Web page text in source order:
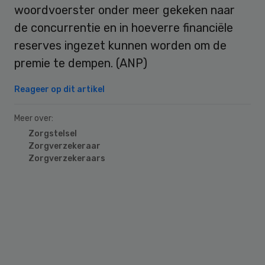
woordvoerster onder meer gekeken naar
de concurrentie en in hoeverre financiële
reserves ingezet kunnen worden om de
premie te dempen. (ANP)
Reageer op dit artikel
Meer over:
Zorgstelsel
Zorgverzekeraar
Zorgverzekeraars